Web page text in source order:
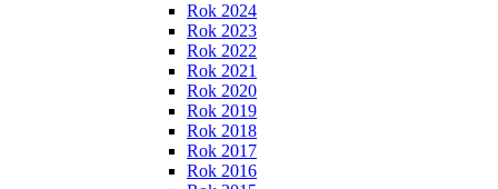
Rok 2024
Rok 2023
Rok 2022
Rok 2021
Rok 2020
Rok 2019
Rok 2018
Rok 2017
Rok 2016